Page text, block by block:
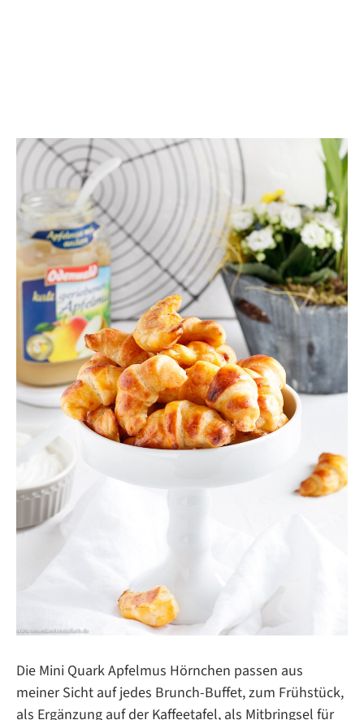
Die Mini Quark Apfelmus Hörnchen passen aus
meiner Sicht auf jedes Brunch-Buffet, zum Frühstück,
als Ergänzung auf der Kaffeetafel, als Mitbringsel für